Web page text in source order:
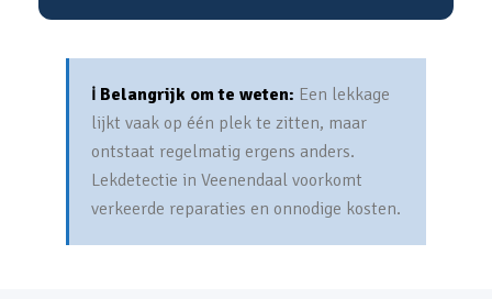
ℹ️ Belangrijk om te weten: Een lekkage
lijkt vaak op één plek te zitten, maar
ontstaat regelmatig ergens anders.
Lekdetectie in Veenendaal voorkomt
verkeerde reparaties en onnodige kosten.